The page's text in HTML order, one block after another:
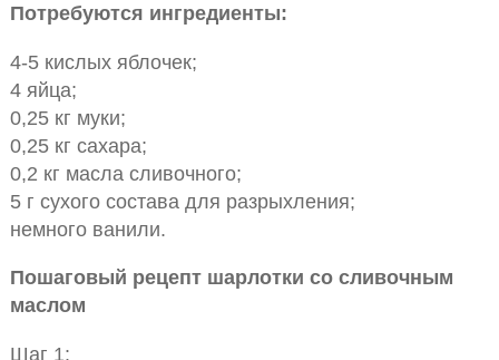
Потребуются ингредиенты:
4-5 кислых яблочек;
4 яйца;
0,25 кг муки;
0,25 кг сахара;
0,2 кг масла сливочного;
5 г сухого состава для разрыхления;
немного ванили.
Пошаговый рецепт шарлотки со сливочным
маслом
Шаг 1: